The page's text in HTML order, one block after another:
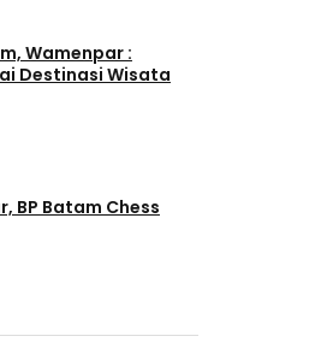
Wamenpar :
Destinasi Wisata
BP Batam Chess